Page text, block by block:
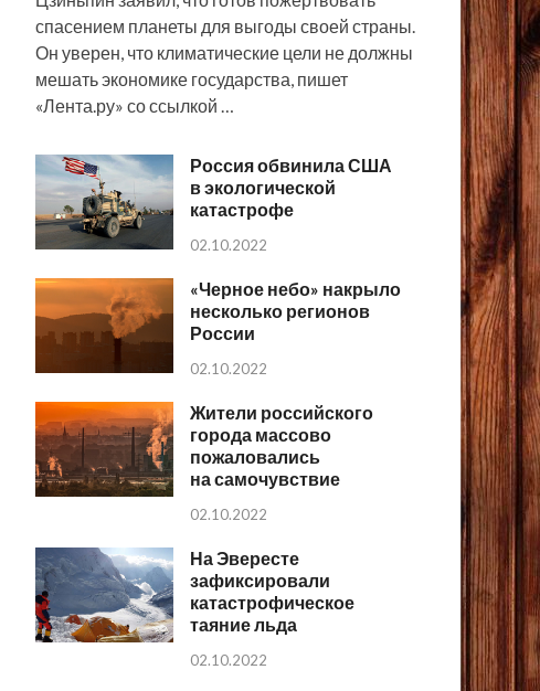
спасением планеты для выгоды своей страны.
Он уверен, что климатические цели не должны
мешать экономике государства, пишет
«Лента.ру» со ссылкой …
Россия обвинила США
в экологической
катастрофе
02.10.2022
«Черное небо» накрыло
несколько регионов
России
02.10.2022
Жители российского
города массово
пожаловались
на самочувствие
02.10.2022
На Эвересте
зафиксировали
катастрофическое
таяние льда
02.10.2022